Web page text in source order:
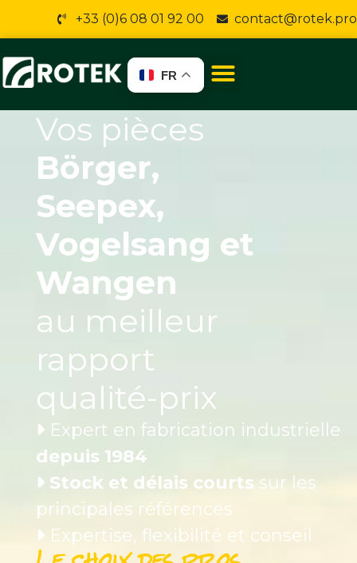
+33 (0)6 08 01 92 00 contact@rotek.pro
FR
Vos pièces
Börger,
Seepex,
Vogelsang et
Wangen
au meilleur
rapport
qualité-prix
Expert en fabrication industrielle
depuis 1984
Stock et délais courts sur les
principales références
Expertise, flexibilité et conseil